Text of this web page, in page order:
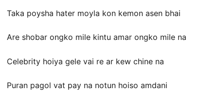
Taka poysha hater moyla kon kemon asen bhai
Are shobar ongko mile kintu amar ongko mile na
Celebrity hoiya gele vai re ar kew chine na
Puran pagol vat pay na notun hoiso amdani